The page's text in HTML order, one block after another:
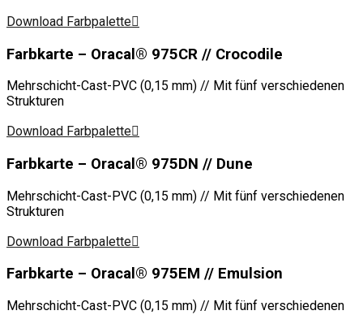
Download Farbpalette
Farbkarte – Oracal® 975CR // Crocodile
Mehrschicht-Cast-PVC (0,15 mm) // Mit fünf verschiedenen
Strukturen
Download Farbpalette
Farbkarte – Oracal® 975DN // Dune
Mehrschicht-Cast-PVC (0,15 mm) // Mit fünf verschiedenen
Strukturen
Download Farbpalette
Farbkarte – Oracal® 975EM // Emulsion
Mehrschicht-Cast-PVC (0,15 mm) // Mit fünf verschiedenen